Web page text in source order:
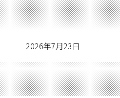
2026年7月23日